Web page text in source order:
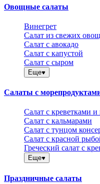
Овощные салаты
Винегрет
Салат из свежих
Салат с авокадо
Салат с капустой
Салат с сыром
Еще
Салаты с
Салат с креветками
Салат с кальмарами
Салат с тунцом
Салат с красной
Греческий салат с
Еще
Праздничные салаты